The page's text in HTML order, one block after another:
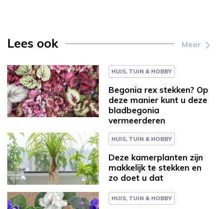
Lees ook Meer
HUIS, TUIN & HOBBY
Begonia rex stekken? Op
deze manier kunt u deze
bladbegonia
vermeerderen
HUIS, TUIN & HOBBY
Deze kamerplanten zijn
makkelijk te stekken en
zo doet u dat
HUIS, TUIN & HOBBY